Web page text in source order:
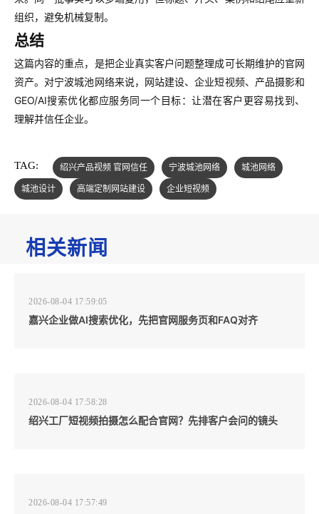
组织，避免机械复制。
总结
这篇内容的重点，是把企业真实客户问题整理成可长期维护的官网
资产。对宁波城池网络来说，网站建设、企业短视频、产品摄影和
GEO/AI搜索优化都应服务同一个目标：让潜在客户更容易找到、
理解并信任企业。
TAG: 绍兴产品视频 官网信任 宁波城池网络
城池网络
城池设计
高端定制网站建设 企业短视频
相关新闻
2026-08-04 17:59:05
嘉兴企业做AI搜索优化，先把官网服务页和FAQ对齐
2026-08-04 17:58:28
绍兴工厂短视频拍摄怎么配合官网？先排客户会问的镜头
2026-08-04 17:57:49